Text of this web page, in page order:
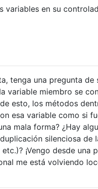
variables en su
tenga una pregunta
variable miembro se
esto, los métodos
esa variable como si
mala forma? ¿Hay
silenciosa
¡Vengo desde
me está volviendo